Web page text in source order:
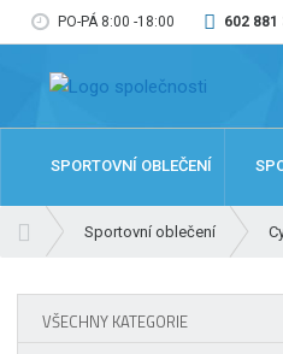
PO-PÁ 8:00 -18:00 602 881
SPORTOVNÍ OBLEČENÍ
Sportovní oblečení
VŠECHNY KATEGORIE